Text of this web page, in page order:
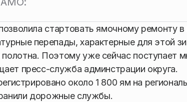
стартовать ямочному ремонту
перепады, характерные для этой
Поэтому уже сейчас поступает
пресс-служба админстрации округа.
около 1 800 ям на
дорожные службы.